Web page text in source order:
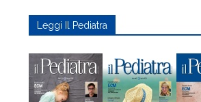
Leggi Il Pediatra